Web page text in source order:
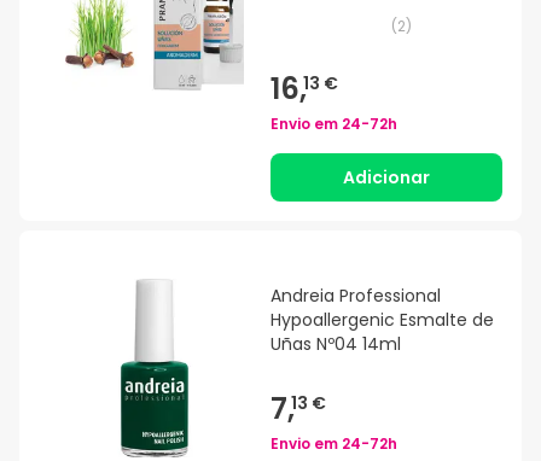
(2)
16,13 €
Envio em 24-72h
Adicionar
Andreia Professional
Hypoallergenic Esmalte de
Uñas Nº04 14ml
7,13 €
Envio em 24-72h